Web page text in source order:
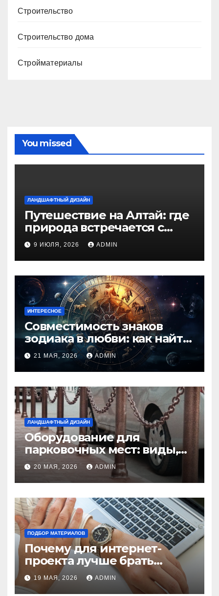
Строительство
Строительство дома
Стройматериалы
You missed
ЛАНДШАФТНЫЙ ДИЗАЙН
Путешествие на Алтай: где
природа встречается с
духом приключений
9 ИЮЛЯ, 2026 ADMIN
ИНТЕРЕСНОЕ
Совместимость знаков
зодиака в любви: как найти
идеальную пару и
избежать конфликтов
21 МАЯ, 2026 ADMIN
ЛАНДШАФТНЫЙ ДИЗАЙН
Оборудование для
парковочных мест: виды,
функции и нормы
установки
20 МАЯ, 2026 ADMIN
ПОДБОР МАТЕРИАЛОВ
Почему для интернет-
проекта лучше брать
отдельный сервер:
преимущества и ключевые
19 МАЯ, 2026 ADMIN